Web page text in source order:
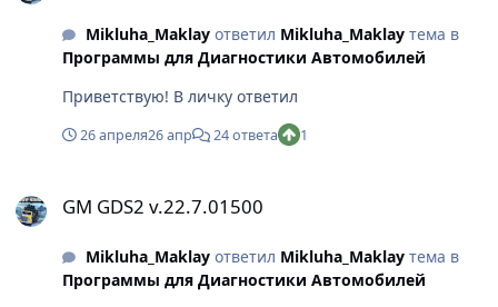
Mikluha_Maklayответил Mikluha_Maklayтема в
Программы для Диагностики Автомобилей
Приветствую! В личку ответил
26 апреля26 апр 24 ответа 1
GM GDS2 v.22.7.01500
Mikluha_Maklayответил Mikluha_Maklayтема в
Программы для Диагностики Автомобилей